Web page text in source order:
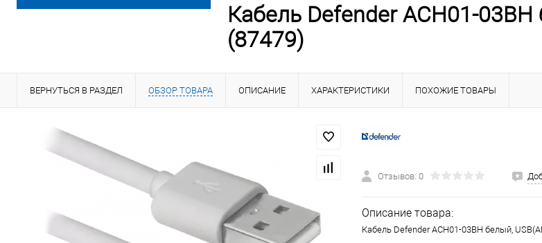
Кабель Defender ACH01-
(87479)
ВЕРНУТЬСЯ В РАЗДЕЛ ОБЗОР ТОВАРА ОПИСАНИЕ ХАРАКТЕРИСТИКИ ПОХОЖИЕ ТОВАРЫ
Отзывов: 0
Описание товара:
Кабель Defender ACH01-03BH белый,